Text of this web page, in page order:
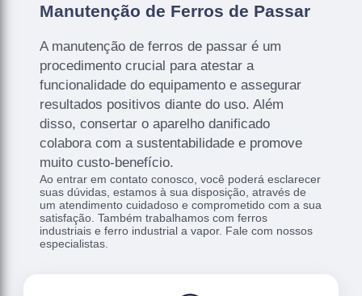
Manutenção de Ferros de Passar
A manutenção de ferros de passar é um
procedimento crucial para atestar a
funcionalidade do equipamento e assegurar
resultados positivos diante do uso. Além
disso, consertar o aparelho danificado
colabora com a sustentabilidade e promove
muito custo-benefício.
Ao entrar em contato conosco, você poderá esclarecer
suas dúvidas, estamos à sua disposição, através de
um atendimento cuidadoso e comprometido com a sua
satisfação. Também trabalhamos com ferros
industriais e ferro industrial a vapor. Fale com nossos
especialistas.